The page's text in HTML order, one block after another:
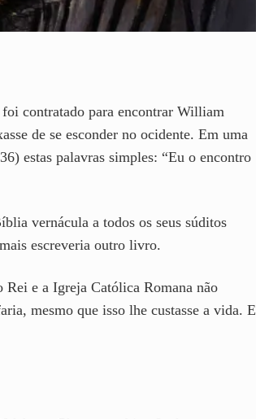
contratado para encontrar William
de se esconder no ocidente. Em uma
estas palavras simples: “Eu o encontro
vernácula a todos os seus súditos
escreveria outro livro.
e a Igreja Católica Romana não
mesmo que isso lhe custasse a vida. E